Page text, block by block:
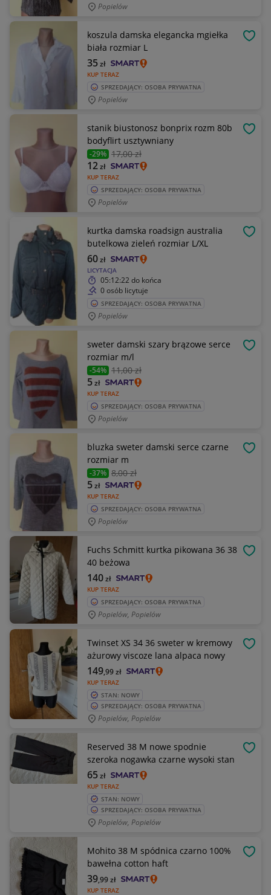
Popielów
koszula damska elegancka mgiełka
biała rozmiar L
KUP TERAZ
35zł
SPRZEDAJĄCY: OSOBA PRYWATNA
Popielów
stanik biustonosz bonprix rozm 80b
bodyflirt usztywniany
-29% 17,00 zł
KUP TERAZ
12zł
SPRZEDAJĄCY: OSOBA PRYWATNA
Popielów
kurtka damska roadsign australia
butelkowa zieleń rozmiar L/XL
LICYTACJA
60zł
05:12:22 do końca
0 osób licytuje
SPRZEDAJĄCY: OSOBA PRYWATNA
Popielów
sweter damski szary brązowe serce
rozmiar m/l
-54% 11,00 zł
KUP TERAZ
5zł
SPRZEDAJĄCY: OSOBA PRYWATNA
Popielów
bluzka sweter damski serce czarne
rozmiar m
-37% 8,00 zł
KUP TERAZ
5zł
SPRZEDAJĄCY: OSOBA PRYWATNA
Popielów
Fuchs Schmitt kurtka pikowana 36 38
40 beżowa
KUP TERAZ
140zł
SPRZEDAJĄCY: OSOBA PRYWATNA
Popielów, Popielów
Twinset XS 34 36 sweter w kremowy
ażurowy viscoze lana alpaca nowy
KUP TERAZ
149,99zł
STAN: NOWY
SPRZEDAJĄCY: OSOBA PRYWATNA
Popielów, Popielów
Reserved 38 M nowe spodnie
szeroka nogawka czarne wysoki stan
KUP TERAZ
65zł
STAN: NOWY
SPRZEDAJĄCY: OSOBA PRYWATNA
Popielów, Popielów
Mohito 38 M spódnica czarno 100%
bawełna cotton haft
KUP TERAZ
39,99zł